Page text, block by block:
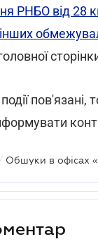
РНБО від 28
/ Обшуки в офісах